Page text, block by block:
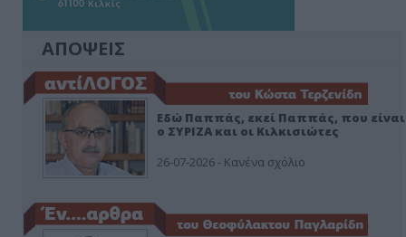
ΑΠΟΨΕΙΣ
Εδώ Παππάς, εκεί Παππάς, που είναι
ο ΣΥΡΙΖΑ και οι Κιλκισιώτες
26-07-2026 - Κανένα σχόλιο